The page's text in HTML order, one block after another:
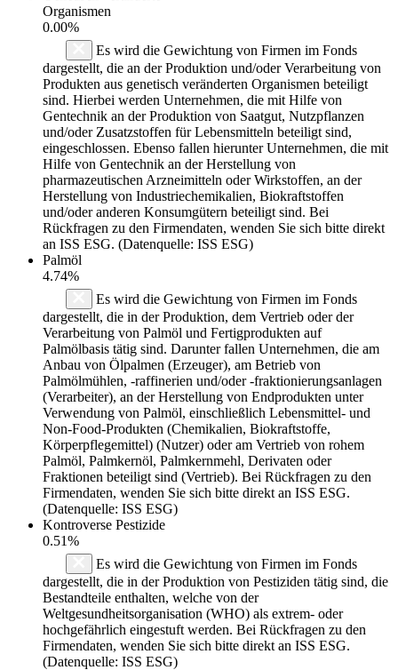
Organismen
0.00%
Es wird die Gewichtung von Firmen im Fonds
dargestellt, die an der Produktion und/oder Verarbeitung von
Produkten aus genetisch veränderten Organismen beteiligt
sind. Hierbei werden Unternehmen, die mit Hilfe von
Gentechnik an der Produktion von Saatgut, Nutzpflanzen
und/oder Zusatzstoffen für Lebensmitteln beteiligt sind,
eingeschlossen. Ebenso fallen hierunter Unternehmen, die mit
Hilfe von Gentechnik an der Herstellung von
pharmazeutischen Arzneimitteln oder Wirkstoffen, an der
Herstellung von Industriechemikalien, Biokraftstoffen
und/oder anderen Konsumgütern beteiligt sind. Bei
Rückfragen zu den Firmendaten, wenden Sie sich bitte direkt
an ISS ESG. (Datenquelle: ISS ESG)
Palmöl
4.74%
Es wird die Gewichtung von Firmen im Fonds
dargestellt, die in der Produktion, dem Vertrieb oder der
Verarbeitung von Palmöl und Fertigprodukten auf
Palmölbasis tätig sind. Darunter fallen Unternehmen, die am
Anbau von Ölpalmen (Erzeuger), am Betrieb von
Palmölmühlen, -raffinerien und/oder -fraktionierungsanlagen
(Verarbeiter), an der Herstellung von Endprodukten unter
Verwendung von Palmöl, einschließlich Lebensmittel- und
Non-Food-Produkten (Chemikalien, Biokraftstoffe,
Körperpflegemittel) (Nutzer) oder am Vertrieb von rohem
Palmöl, Palmkernöl, Palmkernmehl, Derivaten oder
Fraktionen beteiligt sind (Vertrieb). Bei Rückfragen zu den
Firmendaten, wenden Sie sich bitte direkt an ISS ESG.
(Datenquelle: ISS ESG)
Kontroverse Pestizide
0.51%
Es wird die Gewichtung von Firmen im Fonds
dargestellt, die in der Produktion von Pestiziden tätig sind, die
Bestandteile enthalten, welche von der
Weltgesundheitsorganisation (WHO) als extrem- oder
hochgefährlich eingestuft werden. Bei Rückfragen zu den
Firmendaten, wenden Sie sich bitte direkt an ISS ESG.
(Datenquelle: ISS ESG)